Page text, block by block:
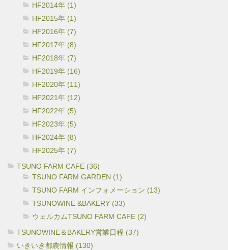
HF2014年 (1)
HF2015年 (1)
HF2016年 (7)
HF2017年 (8)
HF2018年 (7)
HF2019年 (16)
HF2020年 (11)
HF2021年 (12)
HF2022年 (5)
HF2023年 (5)
HF2024年 (8)
HF2025年 (7)
TSUNO FARM CAFE (36)
TSUNO FARM GARDEN (1)
TSUNO FARM インフォメーション (13)
TSUNOWINE &BAKERY (33)
ウェルカムTSUNO FARM CAFE (2)
TSUNOWINE＆BAKERY営業日程 (37)
いきいき都農情報 (130)